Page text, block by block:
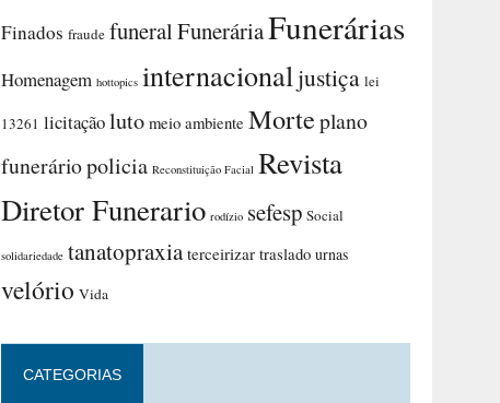
Finados fraude funeralFuneráriaFunerárias
Homenagem hottopics internacionaljustiça lei
13261 licitaçãoluto meio ambiente Morteplano
funeráriopolicia Reconstituição Facial Revista
Diretor Funerario rodízio sefesp Social
solidariedade tanatopraxia terceirizar traslado urnas
velório Vida
CATEGORIAS